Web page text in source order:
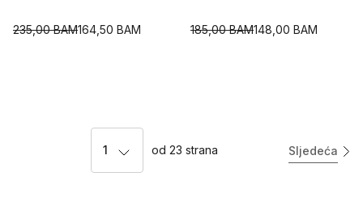
164,50 BAM
235,00BAM 148,00 BAM
185,00BAM
1 od 23 strana Sljedeća